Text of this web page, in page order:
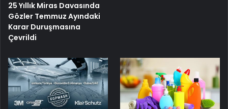
25 Yıllık Miras Davasında
Gözler Temmuz Ayındaki
Karar Duruşmasına
Çevrildi